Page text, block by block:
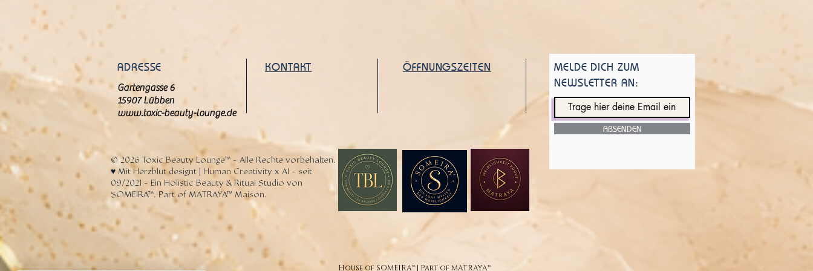
ADRESSE
Gartengasse 6
15907 Lübben
www.toxic-beauty-lounge.de
KONTAKT ÖFFNUNGSZEITEN
© 2026 Toxic Beauty Lounge™ - Alle Rechte vorbehalten.
♥️ Mit Herzblut designt | Human Creativity x AI - seit
09/2021 - Ein Holistic Beauty & Ritual Studio von
SOMEIRA™. Part of MATRAYA™ Maison.
MELDE DICH ZUM
NEWSLETTER AN:
ABSENDEN
House of SOMEIRA™ | Part of MATRAYA™